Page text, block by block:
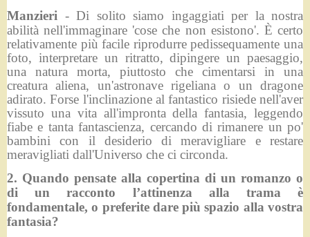
Manzieri - Di solito siamo ingaggiati per la nostra
abilità nell'immaginare 'cose che non esistono'. È certo
relativamente più facile riprodurre pedissequamente una
foto, interpretare un ritratto, dipingere un paesaggio,
una natura morta, piuttosto che cimentarsi in una
creatura aliena, un'astronave rigeliana o un dragone
adirato. Forse l'inclinazione al fantastico risiede nell'aver
vissuto una vita all'impronta della fantasia, leggendo
fiabe e tanta fantascienza, cercando di rimanere un po'
bambini con il desiderio di meravigliare e restare
meravigliati dall'Universo che ci circonda.
2. Quando pensate alla copertina di un romanzo o
di un racconto l’attinenza alla trama è
fondamentale, o preferite dare più spazio alla vostra
fantasia?